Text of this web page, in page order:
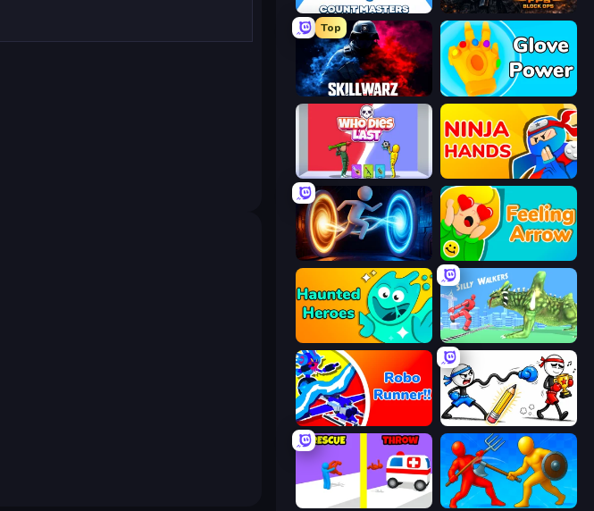
Hazmob FPS: Online Shooter
Top
SkillWarz Glove Power
Who Dies Last? Ninja Hands
Portal Escape Feeling Arrow
Haunted Heroes Silly Walkers
Robo Runner Doodle Smash
Rescue Throw Epic Sword Battle! Fight in Arena